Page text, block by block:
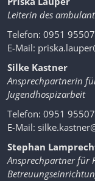
Leiterin des
Telefon: 0951
E-Mail:
Silke Kastner
Ansprechpartnerin
Jugendhospizarbeit
Telefon: 0951
E-Mail:
Stephan
Ansprechpartner für